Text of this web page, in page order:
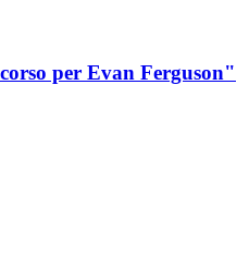
per Evan Ferguson"